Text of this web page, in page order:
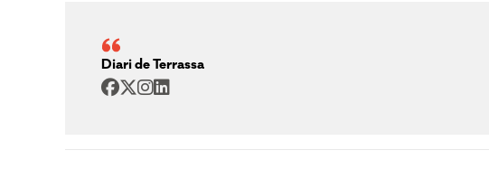
Diari de Terrassa